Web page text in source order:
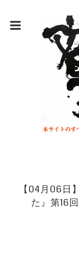
【04月06日
た』第16